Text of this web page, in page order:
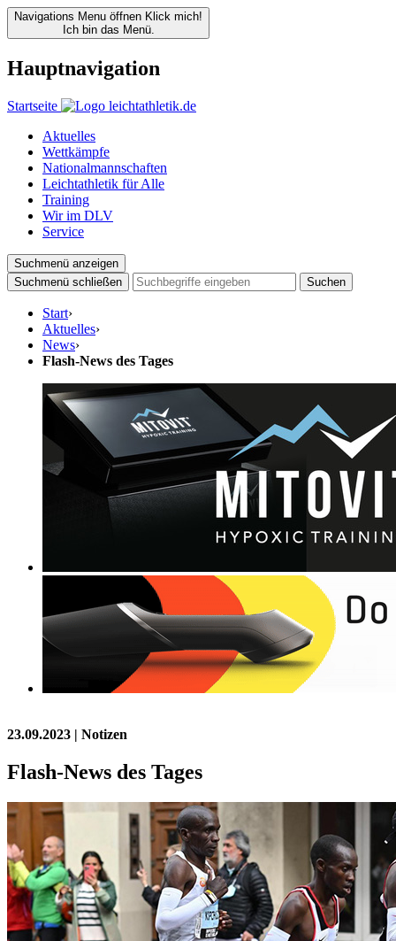
Navigations Menu öffnen Klick mich!
Ich bin das Menü.
Hauptnavigation
Startseite
Aktuelles
Wettkämpfe
Nationalmannschaften
Leichtathletik für Alle
Training
Wir im DLV
Service
Suchmenü anzeigen
Suchmenü schließen
Suchen
Start›
Aktuelles›
News›
Flash-News des Tages
23.09.2023 | Notizen
Flash-News des Tages